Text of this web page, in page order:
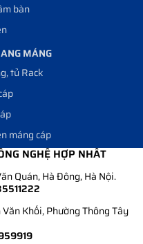
bàn
MÁNG
tủ Rack
máng cáp
NGHỆ HỢP NHẤT
Quán, Hà Đông, Hà Nội.
Khối, Phường Thông Tây